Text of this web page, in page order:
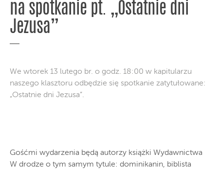
na spotkanie pt. „Ostatnie dni
Jezusa”
We wtorek 13 lutego br. o godz. 18:00 w kapitularzu
naszego klasztoru odbędzie się spotkanie zatytułowane:
„Ostatnie dni Jezusa”.
Gośćmi wydarzenia będą autorzy książki Wydawnictwa
W drodze o tym samym tytule: dominikanin, biblista